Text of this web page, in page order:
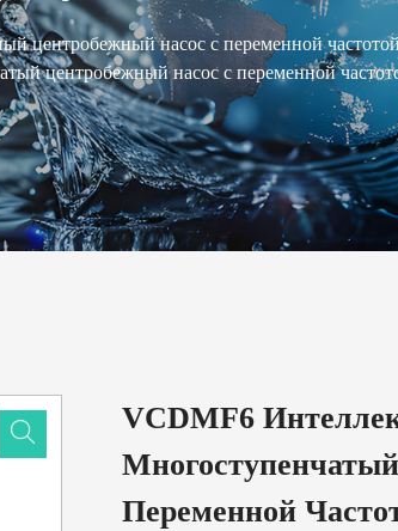
центробежный насос с переменной
центробежный насос с переменной
VCDMF6
Переменной